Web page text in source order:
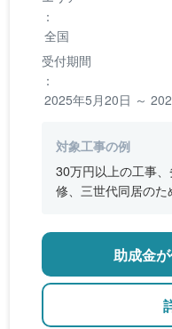
：
全国
受付期間
：
2025年5月20日 ～
対象工事の例
30万円以上の工事
修、三世代同居のた
助成金